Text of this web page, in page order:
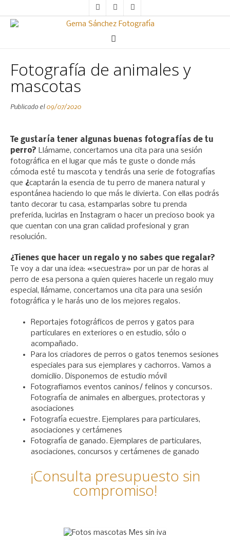
Fotografía de animales y
mascotas
Publicado el09/07/2020
Te gustaría tener algunas buenas fotografías de tu
perro? Llámame, concertamos una cita para una sesión
fotográfica en el lugar que más te guste o donde más
cómoda esté tu mascota y tendrás una serie de fotografías
que ¿captarán la esencia de tu perro de manera natural y
espontánea haciendo lo que más le divierta. Con ellas podrás
tanto decorar tu casa, estamparlas sobre tu prenda
preferida, lucirlas en Instagram o hacer un precioso book ya
que cuentan con una gran calidad profesional y gran
resolución.
¿Tienes que hacer un regalo y no sabes que regalar?
Te voy a dar una idea: «secuestra» por un par de horas al
perro de esa persona a quien quieres hacerle un regalo muy
especial, llámame, concertamos una cita para una sesión
fotográfica y le harás uno de los mejores regalos.
Reportajes fotográficos de perros y gatos para
particulares en exteriores o en estudio, sólo o
acompañado.
Para los criadores de perros o gatos tenemos sesiones
especiales para sus ejemplares y cachorros. Vamos a
domicilio. Disponemos de estudio móvil
Fotografiamos eventos caninos/ felinos y concursos.
Fotografía de animales en albergues, protectoras y
asociaciones
Fotografía ecuestre. Ejemplares para particulares,
asociaciones y certámenes
Fotografía de ganado. Ejemplares de particulares,
asociaciones, concursos y certámenes de ganado
¡Consulta presupuesto sin
compromiso!